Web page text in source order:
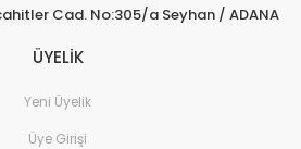
Cad. No:305/a Seyhan / ADANA
ÜYELİK
Yeni Üyelik
Üye Girişi